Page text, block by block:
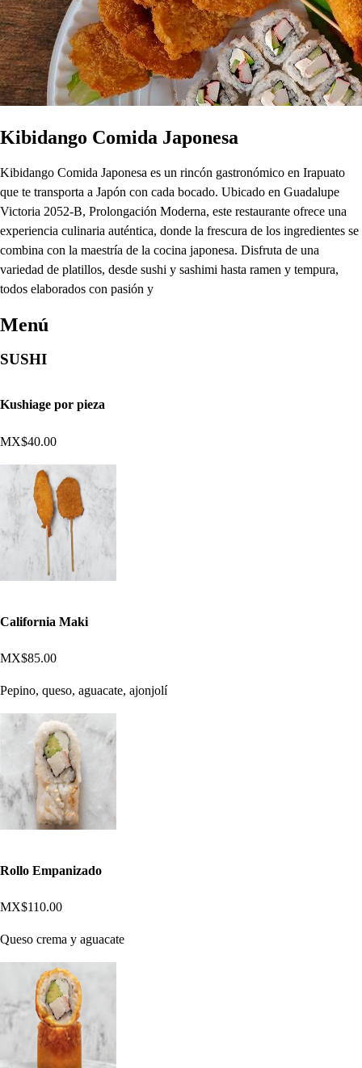
Kibidango Comida Japonesa
Kibidango Comida Japonesa es un rincón gastronómico en Irapuato
que te transporta a Japón con cada bocado. Ubicado en Guadalupe
Victoria 2052-B, Prolongación Moderna, este restaurante ofrece una
experiencia culinaria auténtica, donde la frescura de los ingredientes se
combina con la maestría de la cocina japonesa. Disfruta de una
variedad de platillos, desde sushi y sashimi hasta ramen y tempura,
todos elaborados con pasión y
Menú
SUSHI
Kushiage por pieza
MX$40.00
California Maki
MX$85.00
Pepino, queso, aguacate, ajonjolí
Rollo Empanizado
MX$110.00
Queso crema y aguacate